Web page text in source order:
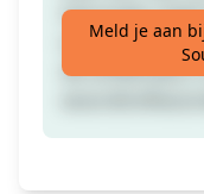
hieronder.
tabelindeling.
dit artikel plus
Meld je aan